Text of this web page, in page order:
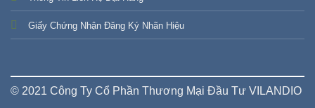
Giấy Chứng Nhận Đăng Ký Nhãn Hiệu
© 2021 Công Ty Cổ Phần Thương Mại Đầu Tư VILANDIO